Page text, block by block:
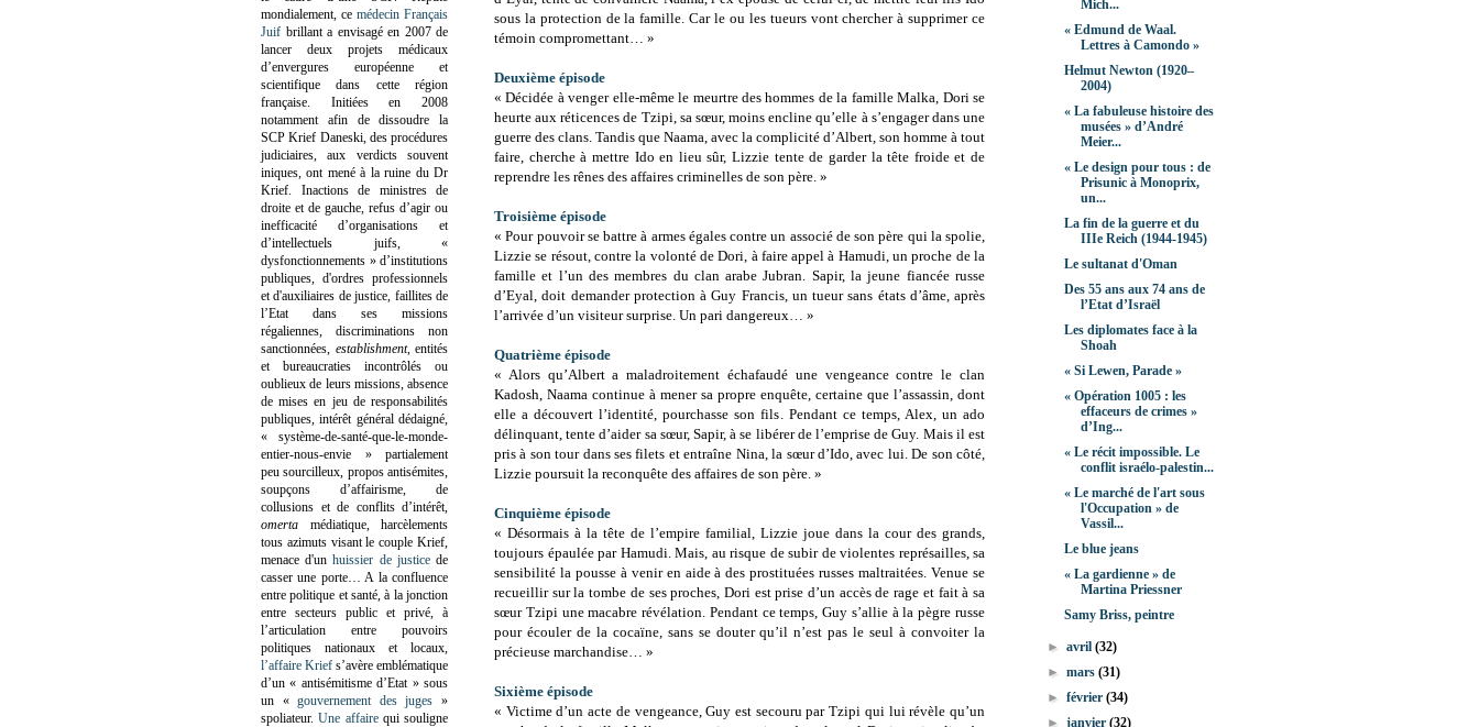
sous la protection de la famille. Car le ou les tueurs vont chercher à supprimer ce
témoin compromettant… »
Deuxième épisode
« Décidée à venger elle-même le meurtre des hommes de la famille Malka, Dori se
heurte aux réticences de Tzipi, sa sœur, moins encline qu’elle à s’engager dans une
guerre des clans. Tandis que Naama, avec la complicité d’Albert, son homme à tout
faire, cherche à mettre Ido en lieu sûr, Lizzie tente de garder la tête froide et de
reprendre les rênes des affaires criminelles de son père. »
Troisième épisode
« Pour pouvoir se battre à armes égales contre un associé de son père qui la spolie,
Lizzie se résout, contre la volonté de Dori, à faire appel à Hamudi, un proche de la
famille et l’un des membres du clan arabe Jubran. Sapir, la jeune fiancée russe
d’Eyal, doit demander protection à Guy Francis, un tueur sans états d’âme, après
l’arrivée d’un visiteur surprise. Un pari dangereux… »
Quatrième épisode
« Alors qu’Albert a maladroitement échafaudé une vengeance contre le clan
Kadosh, Naama continue à mener sa propre enquête, certaine que l’assassin, dont
elle a découvert l’identité, pourchasse son fils. Pendant ce temps, Alex, un ado
délinquant, tente d’aider sa sœur, Sapir, à se libérer de l’emprise de Guy. Mais il est
pris à son tour dans ses filets et entraîne Nina, la sœur d’Ido, avec lui. De son côté,
Lizzie poursuit la reconquête des affaires de son père. »
Cinquième épisode
« Désormais à la tête de l’empire familial, Lizzie joue dans la cour des grands,
toujours épaulée par Hamudi. Mais, au risque de subir de violentes représailles, sa
sensibilité la pousse à venir en aide à des prostituées russes maltraitées. Venue se
recueillir sur la tombe de ses proches, Dori est prise d’un accès de rage et fait à sa
sœur Tzipi une macabre révélation. Pendant ce temps, Guy s’allie à la pègre russe
pour écouler de la cocaïne, sans se douter qu’il n’est pas le seul à convoiter la
précieuse marchandise… »
Sixième épisode
« Victime d’un acte de vengeance, Guy est secouru par Tzipi qui lui révèle qu’un
mondialement, ce médecin Français
Juif brillant a envisagé en 2007 de
lancer deux projets médicaux
d’envergures européenne et
scientifique dans cette région
française. Initiées en 2008
notamment afin de dissoudre la
SCP Krief Daneski, des procédures
judiciaires, aux verdicts souvent
iniques, ont mené à la ruine du Dr
Krief. Inactions de ministres de
droite et de gauche, refus d’agir ou
inefficacité d’organisations et
d’intellectuels juifs, «
dysfonctionnements » d’institutions
publiques, d'ordres professionnels
et d'auxiliaires de justice, faillites de
l’Etat dans ses missions
régaliennes, discriminations non
sanctionnées, establishment, entités
et bureaucraties incontrôlés ou
oublieux de leurs missions, absence
de mises en jeu de responsabilités
publiques, intérêt général dédaigné,
« système-de-santé-que-le-monde-
entier-nous-envie » partialement
peu sourcilleux, propos antisémites,
soupçons d’affairisme, de
collusions et de conflits d’intérêt,
omerta médiatique, harcèlements
tous azimuts visant le couple Krief,
menace d'unhuissier de justicede
casser une porte… A la confluence
entre politique et santé, à la jonction
entre secteurs public et privé, à
l’articulation entre pouvoirs
politiques nationaux et locaux,
l’affaire Krief s’avère emblématique
d’un « antisémitisme d’Etat » sous
un «gouvernement des juges »
spoliateur.Une affairequi souligne
Mich...
« Edmund de Waal.
Lettres à Camondo »
Helmut Newton (1920–
2004)
« La fabuleuse histoire des
musées » d’André
Meier...
« Le design pour tous : de
Prisunic à Monoprix,
un...
La fin de la guerre et du
IIIe Reich (1944-1945)
Le sultanat d'Oman
Des 55 ans aux 74 ans de
l’Etat d’Israël
Les diplomates face à la
Shoah
« Si Lewen, Parade »
« Opération 1005 : les
effaceurs de crimes »
d’Ing...
« Le récit impossible. Le
conflit israélo-palestin...
« Le marché de l'art sous
l'Occupation » de
Vassil...
Le blue jeans
« La gardienne » de
Martina Priessner
Samy Briss, peintre
►avril(32)
►mars(31)
►février(34)
►janvier(32)